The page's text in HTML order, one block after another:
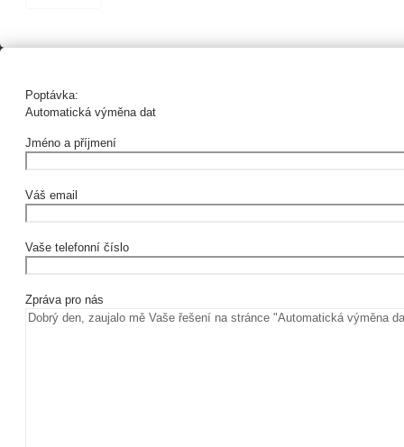
Poptávka:
Automatická výměna dat
Jméno a příjmení
Váš email
Vaše telefonní číslo
Zpráva pro nás